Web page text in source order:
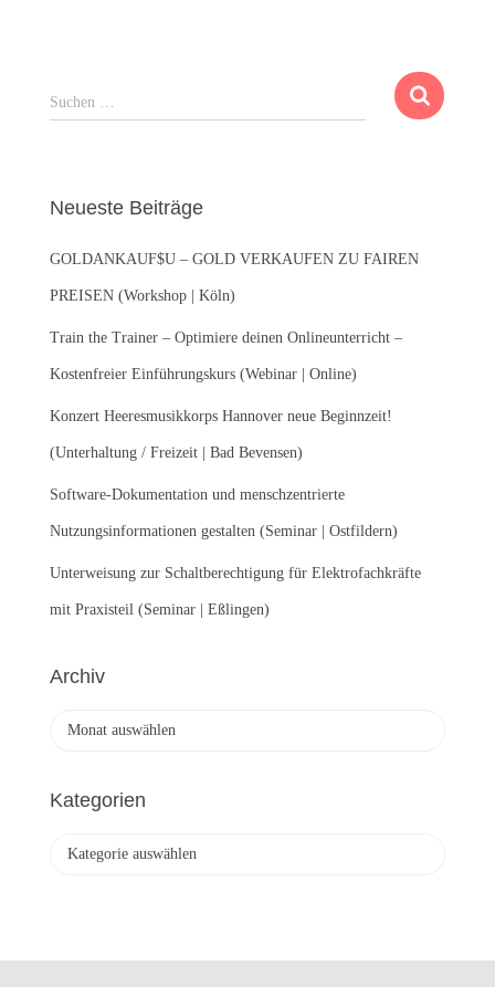
S
u
n
a
c
:
Suchen …
Neueste Beiträge
GOLDANKAUF$U – GOLD VERKAUFEN ZU FAIREN
PREISEN (Workshop | Köln)
Train the Trainer – Optimiere deinen Onlineunterricht –
Kostenfreier Einführungskurs (Webinar | Online)
Konzert Heeresmusikkorps Hannover neue Beginnzeit!
(Unterhaltung / Freizeit | Bad Bevensen)
Software-Dokumentation und menschzentrierte
Nutzungsinformationen gestalten (Seminar | Ostfildern)
Unterweisung zur Schaltberechtigung für Elektrofachkräfte
mit Praxisteil (Seminar | Eßlingen)
Archiv
h
Kategorien
o